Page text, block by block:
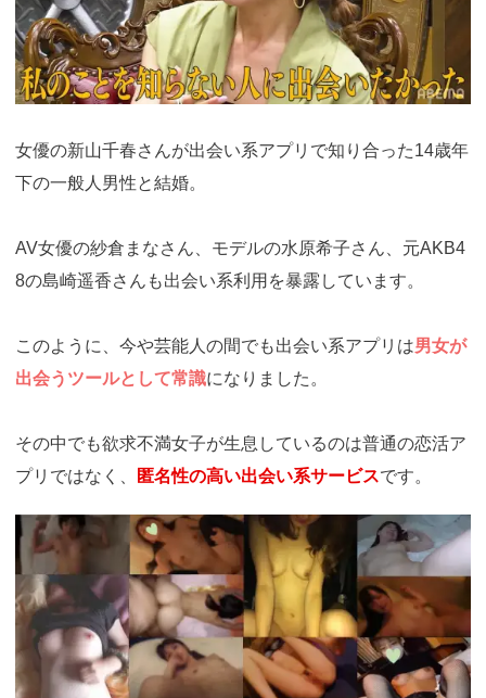
女優の新山千春さんが出会い系アプリで知り合った14歳年
下の一般人男性と結婚。
AV女優の紗倉まなさん、モデルの水原希子さん、元AKB4
8の島崎遥香さんも出会い系利用を暴露しています。
このように、今や芸能人の間でも出会い系アプリは男女が
出会うツールとして常識になりました。
その中でも欲求不満女子が生息しているのは普通の恋活ア
プリではなく、
匿名性の高い出会い系サービスです。
https://ac.m-
ads.jp/t6d63J515a0bact6/cl/?
bId=i36a5q96&msid=13921